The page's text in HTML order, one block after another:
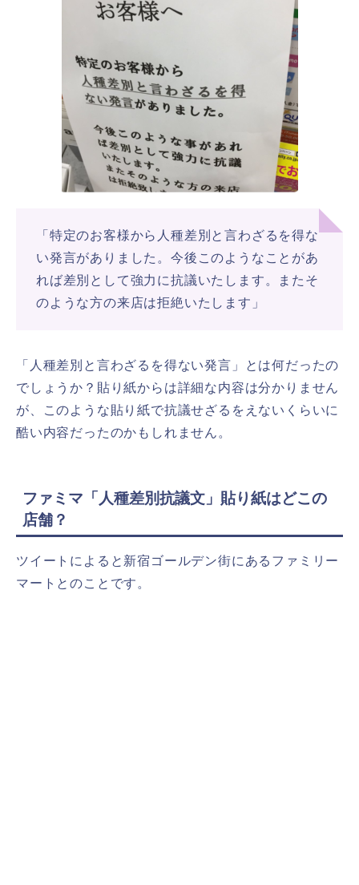
「特定のお客様から人種差別と言わざるを得な
い発言がありました。今後このようなことがあ
れば差別として強力に抗議いたします。またそ
のような方の来店は拒絶いたします」
「人種差別と言わざるを得ない発言」とは何だったの
でしょうか？貼り紙からは詳細な内容は分かりません
が、このような貼り紙で抗議せざるをえないくらいに
酷い内容だったのかもしれません。
ファミマ「人種差別抗議文」貼り紙はどこの
店舗？
ツイートによると新宿ゴールデン街にあるファミリー
マートとのことです。